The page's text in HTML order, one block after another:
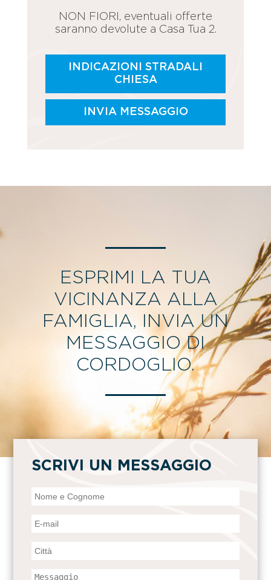
NON FIORI, eventuali offerte
saranno devolute a Casa Tua 2.
INDICAZIONI STRADALI
CHIESA
INVIA MESSAGGIO
ESPRIMI LA TUA
VICINANZA ALLA
FAMIGLIA, INVIA UN
MESSAGGIO DI
CORDOGLIO.
SCRIVI UN MESSAGGIO